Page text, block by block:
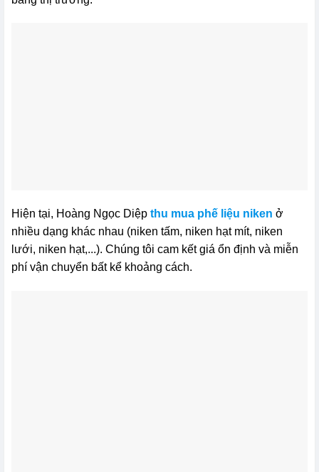
Hiện tại, Hoàng Ngọc Diệp thu mua phế liệu niken ở
nhiều dạng khác nhau (niken tấm, niken hạt mít, niken
lưới, niken hạt,...). Chúng tôi cam kết giá ổn định và miễn
phí vận chuyển bất kể khoảng cách.